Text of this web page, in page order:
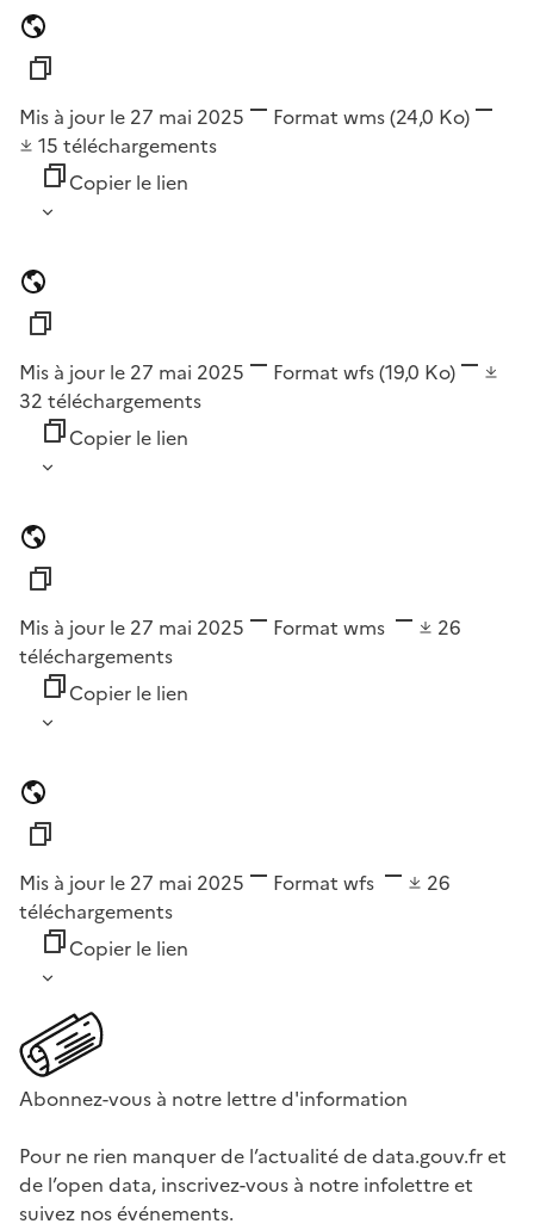
Mis à jour le 27 mai 2025 Format wms(24,0 Ko)
15 téléchargements
Copier le lien
Mis à jour le 27 mai 2025 Format wfs(19,0 Ko)
32 téléchargements
Copier le lien
Mis à jour le 27 mai 2025 Format wms
26
téléchargements
Copier le lien
Mis à jour le 27 mai 2025 Format wfs
26
téléchargements
Copier le lien
Abonnez-vous à notre lettre d'information
Pour ne rien manquer de l’actualité de data.gouv.fr et
de l’open data, inscrivez-vous à notre infolettre et
suivez nos événements.